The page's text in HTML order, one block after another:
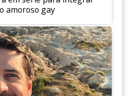
amoroso gay